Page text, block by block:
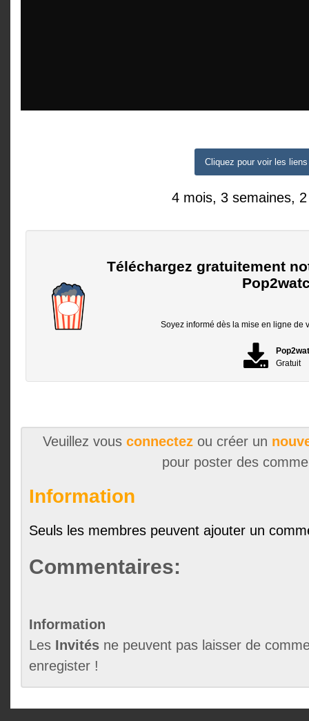
Cliquez pour voir les liens
4 mois, 3 semaines,
Téléchargez gratuitement
Soyez informé dès la mise en ligne de
Gratuit
Veuillez vous connectezou créer un
pour poster des
Information
Seuls les membres peuvent ajouter un
Commentaires:
Information
Les Invités ne peuvent pas laisser de
enregister !